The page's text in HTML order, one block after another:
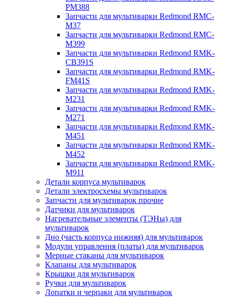
PM388
Запчасти для мультиварки Redmond RMC-
M37
Запчасти для мультиварки Redmond RMC-
M399
Запчасти для мультиварки Redmond RMK-
CB391S
Запчасти для мультиварки Redmond RMK-
FM41S
Запчасти для мультиварки Redmond RMK-
M231
Запчасти для мультиварки Redmond RMK-
M271
Запчасти для мультиварки Redmond RMK-
M451
Запчасти для мультиварки Redmond RMK-
M452
Запчасти для мультиварки Redmond RMK-
M911
Детали корпуса мультиварок
Детали электросхемы мультиварок
Запчасти для мультиварок прочие
Датчики для мультиварок
Нагревательные элементы (ТЭНы) для
мультиварок
Дно (часть корпуса нижняя) для мультиварок
Модули управления (платы) для мультиварок
Мерные стаканы для мультиварок
Клапаны для мультиварок
Крышки для мультиварок
Ручки для мультиварок
Лопатки и черпаки для мультиварок